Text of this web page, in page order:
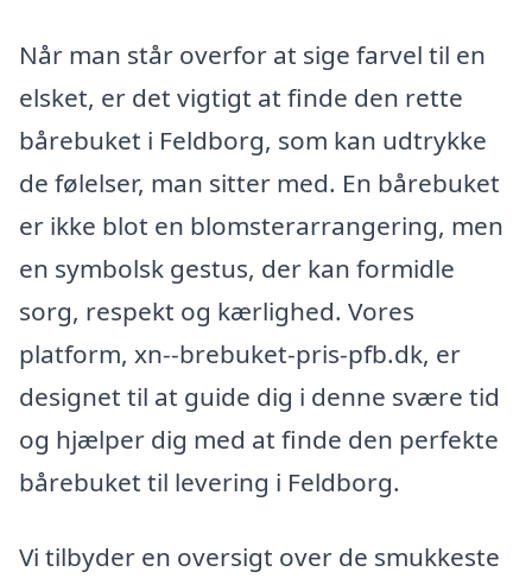
Når man står overfor at sige farvel til en
elsket, er det vigtigt at finde den rette
bårebuket i Feldborg, som kan udtrykke
de følelser, man sitter med. En bårebuket
er ikke blot en blomsterarrangering, men
en symbolsk gestus, der kan formidle
sorg, respekt og kærlighed. Vores
platform, xn--brebuket-pris-pfb.dk, er
designet til at guide dig i denne svære tid
og hjælper dig med at finde den perfekte
bårebuket til levering i Feldborg.
Vi tilbyder en oversigt over de smukkeste